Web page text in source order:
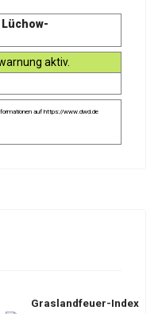
aktiv.
auf https://www.dwd.de
Graslandfeuer-Index